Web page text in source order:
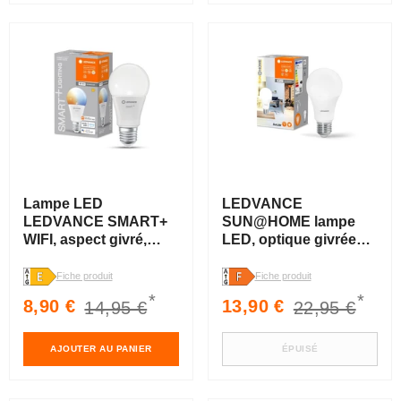
Lampe LED
LEDVANCE SMART+
WIFI, aspect givré,
dimmable
Fiche produit
Prix
soldé
8,90 € Prix
habituel
14,95 €*
AJOUTER AU PANIER
LEDVANCE
SUN@HOME lampe
LED, optique givrée
Fiche produit
Prix
soldé
13,90 € Prix
habituel
22,95 €*
ÉPUISÉ